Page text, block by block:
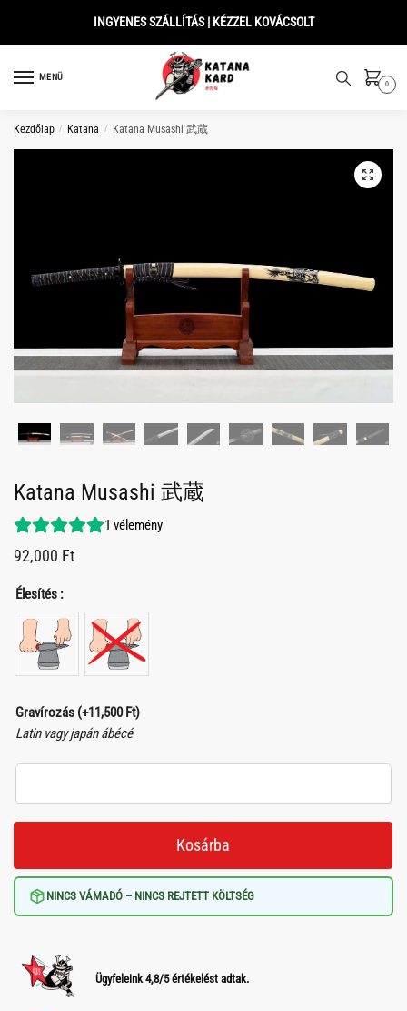
INGYENES SZÁLLÍTÁS | KÉZZEL KOVÁCSOLT
MENÜ
0
Kezdőlap / Katana / Katana Musashi 武蔵
Katana Musashi 武蔵
1 vélemény
92,000 Ft
Élesítés :
Gravírozás (+11,500Ft)
Latin vagy japán ábécé
Kosárba
NINCS VÁMADÓ – NINCS REJTETT KÖLTSÉG
Ügyfeleink 4,8/5 értékelést adtak.